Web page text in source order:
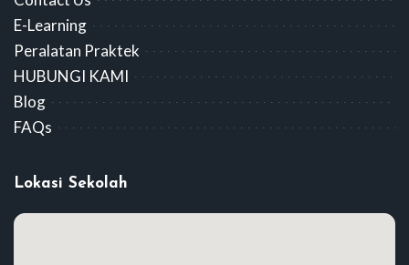
E-Learning
Peralatan Praktek
HUBUNGI KAMI
Blog
FAQs
Lokasi Sekolah